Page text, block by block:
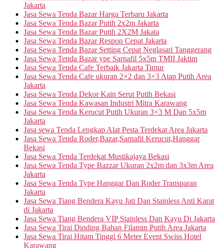
Jakarta
Jasa Sewa Tenda Bazar Harga Terbaru Jakarta
Jasa Sewa Tenda Bazar Putih 2x2m Jakarta
Jasa Sewa Tenda Bazar Putih 2X2M Jakata
Jasa Sewa Tenda Bazar Respon Cepat Jakarta
Jasa Sewa Tenda Bazar Setting Cepat Neglasari Tanggerang
Jasa Sewa Tenda Bazar ype Sarnafil 5x5m TMII Jaktim
Jasa Sewa Tenda Cafe Terbaik Jakarta Timur
Jasa Sewa Tenda Cafe ukuran 2×2 dan 3×3 Atap Putih Area
Jakarta
Jasa Sewa Tenda Dekor Kain Serut Putih Bekasi
Jasa Sewa Tenda Kawasan Industri Mitra Karawang
Jasa Sewa Tenda Kerucut Putih Ukuran 3×3 M Dan 5x5m
Jakarta
Jasa sewa Tenda Lengkap Alat Pesta Terdekat Area Jakarta
Jasa Sewa Tenda Roder,Bazar,Sarnafil Kerucut,Hanggar
Bekasi
Jasa Sewa Tenda Terdekat Mustikajaya Bekasi
Jasa Sewa Tenda Type Bazzar Ukuran 2x2m dan 3x3m Area
Jakarta
Jasa Sewa Tenda Type Hanggar Dan Roder Transparan
Jakarta
Jasa Sewa Tiang Bendera Kayu Jati Dan Stainless Anti Karat
di Jakarta
Jasa Sewa Tiang Bendera VIP Stainless Dan Kayu Di Jakarta
Jasa Sewa Tirai Dinding Bahan Filamin Putih Area Jakarta
Jasa Sewa Tirai Hitam Tinggi 6 Meter Event Swiss Hotel
Karawang